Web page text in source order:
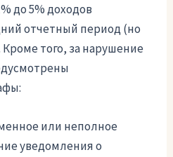
до 5% доходов
отчетный период (но
Кроме того, за нарушение
или неполное
уведомления о